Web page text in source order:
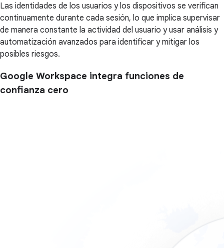
Las identidades de los usuarios y los dispositivos se verifican
continuamente durante cada sesión, lo que implica supervisar
de manera constante la actividad del usuario y usar análisis y
automatización avanzados para identificar y mitigar los
posibles riesgos.
Google Workspace integra funciones de
confianza cero